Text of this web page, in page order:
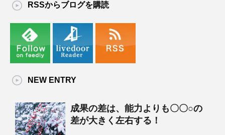
RSSからブログを購読
NEW ENTRY
成果の差は、能力よりも〇〇○の
差が大きく左右する！